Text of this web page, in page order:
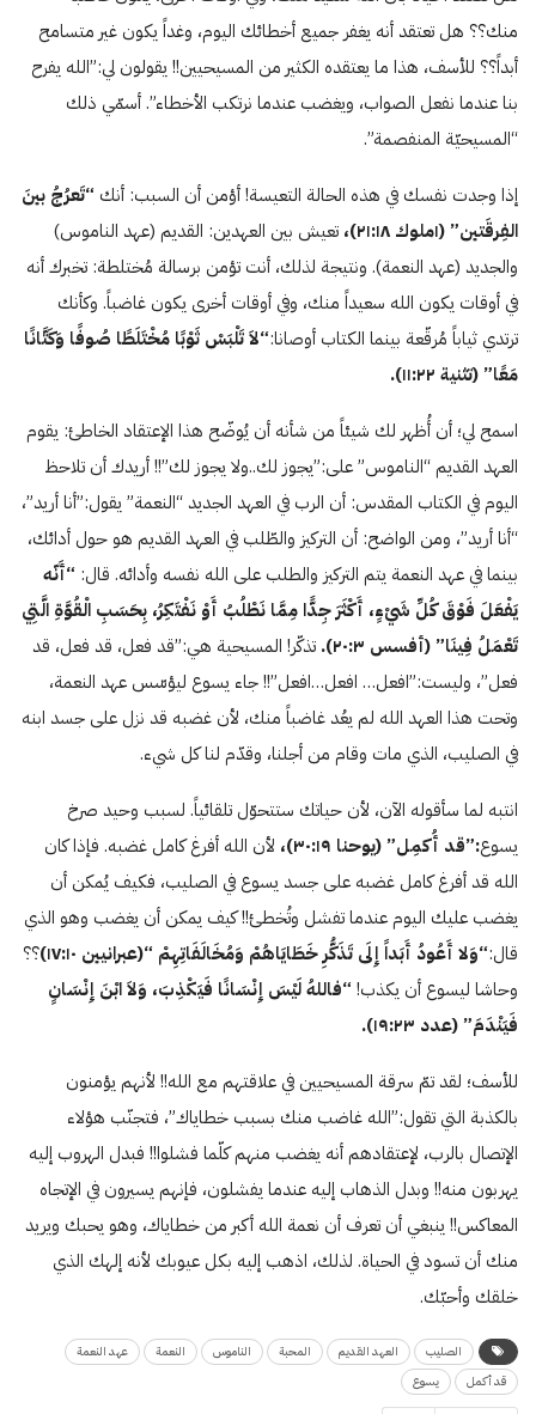
منك؟؟ هل تعتقد أنه يغفر جميع أخطائك اليوم، وغداً يكون غير متسامح
أبداً؟؟ للأسف، هذا ما يعتقده الكثير من المسيحيين!! يقولون لي:”الله يفرح
بنا عندما نفعل الصواب، ويغضب عندما نرتكب الأخطاء”. أسمّي ذلك
“المسيحيّة المنفصمة”.
إذا وجدت نفسك في هذه الحالة التعيسة! أؤمن أن السبب: أنك “تَعرُجُ بينَ
الفِرقَتين” (۱ملوك ٢۱:۱۸)،
تعيش بين العهدين: القديم (عهد الناموس)
والجديد (عهد النعمة). ونتيجة لذلك، أنت تؤمن برسالة مُختلطة: تخبرك أنه
في أوقات يكون الله سعيداً منك، وفي أوقات أخرى يكون غاضباً. وكأنك
ترتدي ثياباً مُرقّعة بينما الكتاب أوصانا:“لاَ تَلْبَسْ ثَوْبًا مُخْتَلَطًا صُوفًا وَكَتَّانًا
مَعًا” (تثنية ۱۱:٢٢).
اسمح لي؛ أن أُظهر لك شيئاً من شأنه أن يُوضّح هذا الإعتقاد الخاطئ: يقوم
العهد القديم “الناموس” على:”يجوز لك..ولا يجوز لك”!! أريدك أن تلاحظ
اليوم في الكتاب المقدس: أن الرب في العهد الجديد “النعمة” يقول:”أنا أريد”،
“أنا أريد”، ومن الواضح: أن التركيز والطّلب في العهد القديم هو حول أدائك،
بينما في عهد النعمة يتم التركيز والطلب على الله نفسه وأدائه. قال: “أَنّه
يَفْعَلَ فَوْقَ كُلِّ شَيْءٍ، أَكْثَرَ جِدًّا مِمَّا نَطْلُبُ أَوْ نَفْتَكِرُ، بِحَسَبِ الْقُوَّةِ الَّتِي
تَعْمَلُ فِينَا” (أفسس ٢۰:٣).
تذكّر! المسيحية هي:”قد فعل، قد فعل، قد
فعل”، وليست:”افعل… افعل…افعل”!! جاء يسوع ليؤسّس عهد النعمة،
وتحت هذا العهد الله لم يعُد غاضباً منك، لأن غضبه قد نزل على جسد ابنه
في الصليب، الذي مات وقام من أجلنا، وقدّم لنا كل شيء.
انتبه لما سأقوله الآن، لأن حياتك ستتحوّل تلقائياً. لسبب وحيد صرخ
يسوع:”قد أُكمِل” (يوحنا ٣۰:۱٩)،
لأن الله أفرغ كامل غضبه. فإذا كان
الله قد أفرغ كامل غضبه على جسد يسوع في الصليب، فكيف يُمكن أن
يغضب عليك اليوم عندما تفشل وتُخطئ!! كيف يمكن أن يغضب وهو الذي
قال:“وَلا أَعُودُ أَبَداً إِلَى تَذَكُّرِ خَطَايَاهُمْ وَمُخَالَفَاتِهِمْ “(عبرانيين ۱۷:۱۰)
؟؟
وحاشا ليسوع أن يكذب!“فاللهُ لَيْسَ إِنْسَانًا فَيَكْذِبَ، وَلاَ ابْنَ إِنْسَانٍ
فَيَنْدَمَ” (عدد ۱٩:٢٣).
للأسف؛ لقد تمّ سرقة المسيحيين في علاقتهم مع الله!! لأنهم يؤمنون
بالكذبة التي تقول:”الله غاضب منك بسبب خطاياك”، فتجنّب هؤلاء
الإتصال بالرب، لإعتقادهم أنه يغضب منهم كلّما فشلوا!! فبدل الهروب إليه
يهربون منه!! وبدل الذهاب إليه عندما يفشلون، فإنهم يسيرون في الإتجاه
المعاكس!! ينبغي أن تعرف أن نعمة الله أكبر من خطاياك، وهو يحبك ويريد
منك أن تسود في الحياة. لذلك، اذهب إليه بكل عيوبك لأنه إلهك الذي
خلقك وأحبّك.
الصليب العهد القديم المحبة الناموس النعمة
عهد النعمة
قد أكمل
يسوع